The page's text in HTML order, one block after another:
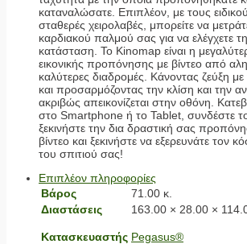
καταναλώσατε. Επιπλέον, με τους
σταθερές χειρολαβές, μπορείτε να
καρδιακού παλμού σας για να ελέγχετε
κατάσταση. To Kinomap είναι η
εικονικής προπόνησης με βίντεο από
καλύτερες διαδρομές. Κάνοντας ζεύξη
και προσαρμόζοντας την κλίση και την
ακριβώς απεικονίζεται στην οθόνη.
στο Smartphone ή το Tablet, συνδέστε
ξεκινήστε την δια δραστική σας
βίντεο και ξεκινήστε να εξερευνάτε τον
του σπιτιού σας!
Επιπλέον πληροφορίες
Βάρος
71.00 κ.
Διαστάσεις
163.00 × 28.00 ×
Κατασκευαστής Pegasus®